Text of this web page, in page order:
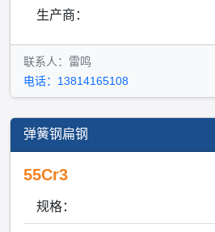
生产商：
联系人：雷鸣
电话：13814165108
弹簧钢扁钢
55Cr3
规格：